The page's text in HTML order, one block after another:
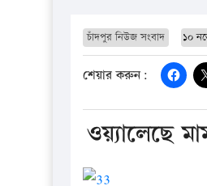
চাঁদপুর নিউজ সংবাদ ১০
শেয়ার করুন:
ওয়্যালেছে